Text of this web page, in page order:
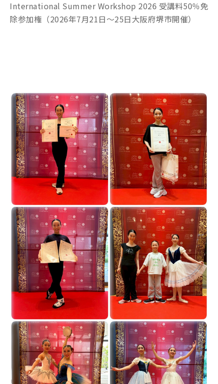
International Summer Workshop 2026 受講料50％免
除参加権（2026年7月21日～25日大阪府堺市開催）